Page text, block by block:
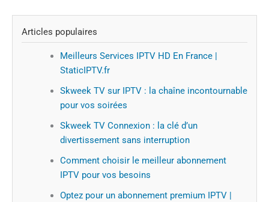
Articles populaires
Meilleurs Services IPTV HD En France |
StaticIPTV.fr
Skweek TV sur IPTV : la chaîne incontournable
pour vos soirées
Skweek TV Connexion : la clé d’un
divertissement sans interruption
Comment choisir le meilleur abonnement
IPTV pour vos besoins
Optez pour un abonnement premium IPTV |